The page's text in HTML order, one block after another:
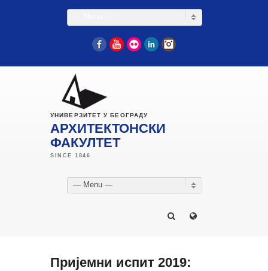
FacebookYouTube
Flickr LinkedIn
УНИВЕРЗИТЕТ У БЕОГРАДУ
АРХИТЕКТОНСКИ
ФАКУЛТЕТ
— Menu —
Пријемни испит 2019: